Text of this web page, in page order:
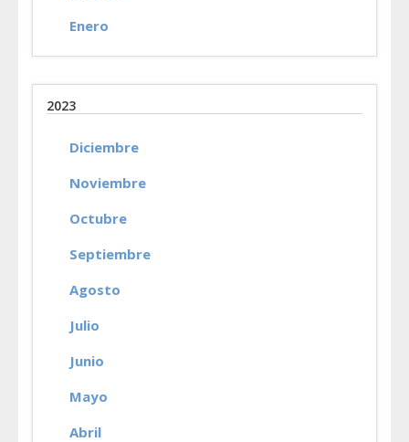
Enero
2023
Diciembre
Noviembre
Octubre
Septiembre
Agosto
Julio
Junio
Mayo
Abril